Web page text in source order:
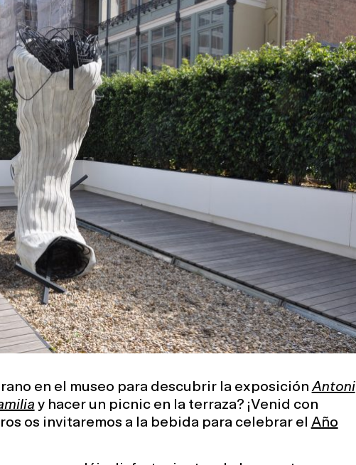
en el museo para descubrir la exposición Antoni
y hacer un picnic en la terraza? ¡Venid con
os invitaremos a la bebida para celebrar el Año